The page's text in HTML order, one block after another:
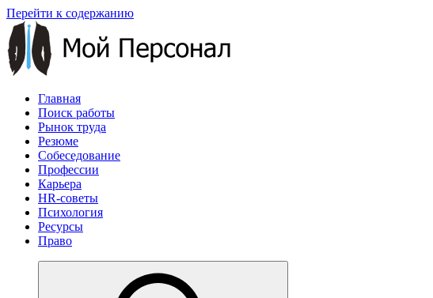
Перейти к содержанию
Главная
Поиск работы
Рынок труда
Резюме
Собеседование
Профессии
Карьера
HR-советы
Психология
Ресурсы
Право